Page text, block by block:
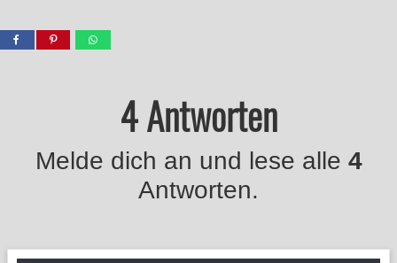
4 Antworten
Melde dich an und lese alle 4
Antworten.